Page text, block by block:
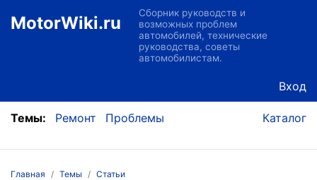
MotorWiki.ru
Сборник руководств и
возможных проблем
автомобилей, технические
руководства, советы
автомобилистам.
Вход
Темы: Ремонт Проблемы Каталог
Главная Темы Статьи